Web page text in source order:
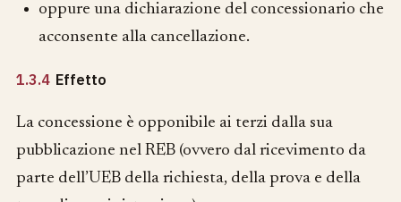
oppure una dichiarazione del concessionario che
acconsente alla cancellazione.
1.3.4 Effetto
La concessione è opponibile ai terzi dalla sua
pubblicazione nel REB (ovvero dal ricevimento da
parte dell’UEB della richiesta, della prova e della